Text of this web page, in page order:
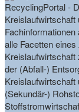
RecyclingPortal -
Kreislaufwirtschaft
alle Facetten
der (Abfall-)
Kreislaufwirtschaft
(Sekundär-)